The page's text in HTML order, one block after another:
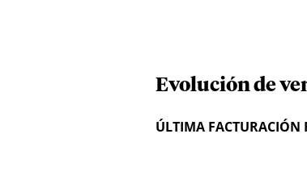
Evolución de
ÚLTIMA FACTURACIÓN